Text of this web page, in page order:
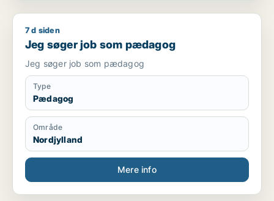
Jeg søger job som pædagog
7 d siden
Jeg søger job som pædagog
Jeg søger job som pædagog
Type
Pædagog
Område
Nordjylland
Mere info